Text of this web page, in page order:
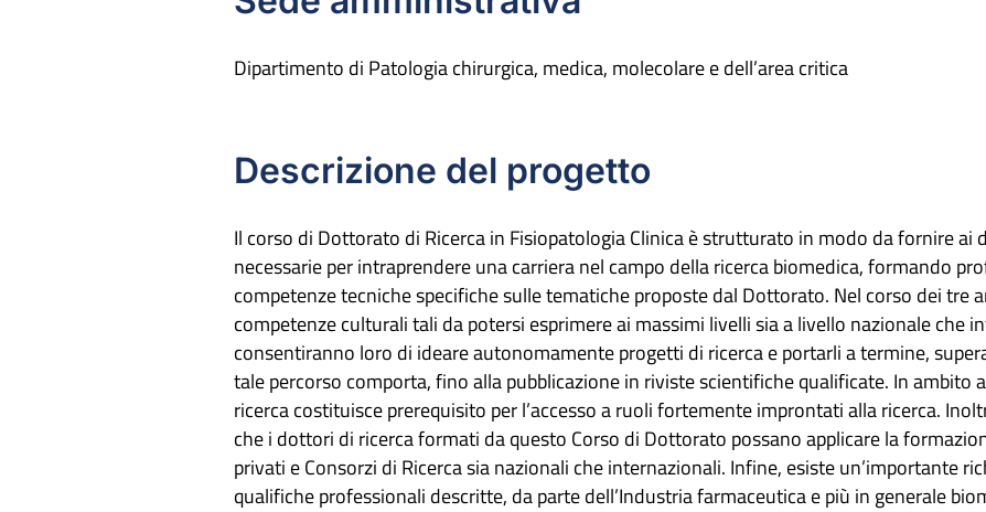
Dipartimento di Patologia chirurgica, medica, molecolare e dell’area critica
Descrizione del progetto
Il corso di Dottorato di Ricerca in Fisiopatologia Clinica è strutturato in modo da fornire ai
necessarie per intraprendere una carriera nel campo della ricerca biomedica, formando
competenze tecniche specifiche sulle tematiche proposte dal Dottorato. Nel corso dei tre
competenze culturali tali da potersi esprimere ai massimi livelli sia a livello nazionale che
consentiranno loro di ideare autonomamente progetti di ricerca e portarli a termine,
tale percorso comporta, fino alla pubblicazione in riviste scientifiche qualificate. In ambito
ricerca costituisce prerequisito per l’accesso a ruoli fortemente improntati alla ricerca.
che i dottori di ricerca formati da questo Corso di Dottorato possano applicare la
privati e Consorzi di Ricerca sia nazionali che internazionali. Infine, esiste un’importante
qualifiche professionali descritte, da parte dell’Industria farmaceutica e più in generale